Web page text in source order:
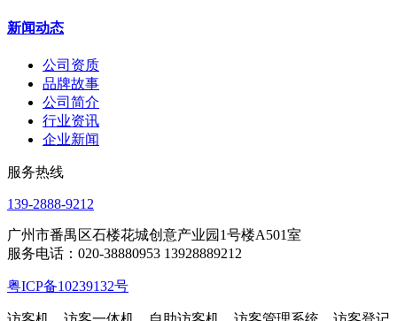
新闻动态
公司资质
品牌故事
公司简介
行业资讯
企业新闻
服务热线
139-2888-9212
广州市番禺区石楼花城创意产业园1号楼A501室
服务电话：020-38880953 13928889212
粤ICP备10239132号